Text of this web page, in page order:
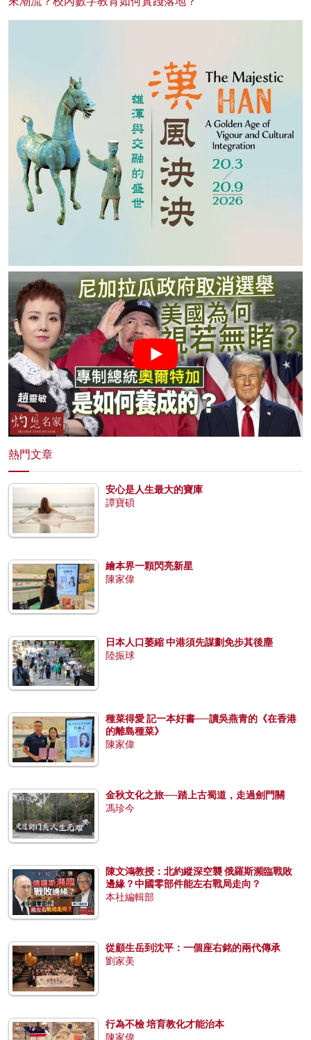
熱門文章
安心是人生最大的寶庫
譚寶碩
繪本界一顆閃亮新星
陳家偉
日本人口萎縮 中港須先謀劃免步其後塵
陸振球
種菜得愛 記一本好書──讀吳燕青的《在香港
的離島種菜》
陳家偉
金秋文化之旅──踏上古蜀道，走過劍門關
馮珍今
陳文鴻教授：北約縱深空襲 俄羅斯瀕臨戰敗
邊緣？中國零部件能左右戰局走向？
本社編輯部
從顧生岳到沈平：一個座右銘的兩代傳承
劉家美
行為不檢 培育教化才能治本
陳家偉